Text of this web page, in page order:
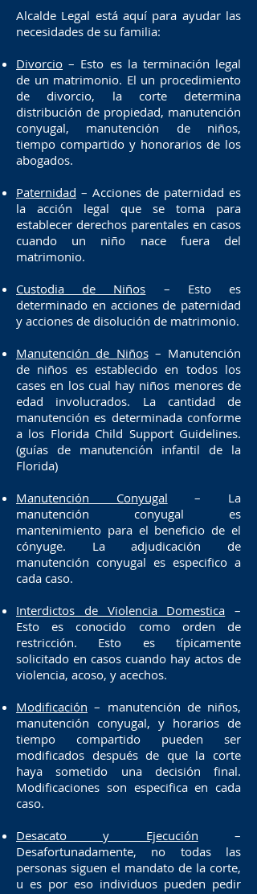
Alcalde Legal está aquí para ayudar las
necesidades de su familia:
Divorcio – Esto es la terminación legal
de un matrimonio. El un procedimiento
de divorcio, la corte determina
distribución de propiedad, manutención
conyugal, manutención de niños,
tiempo compartido y honorarios de los
abogados.
Paternidad – Acciones de paternidad es
la acción legal que se toma para
establecer derechos parentales en casos
cuando un niño nace fuera del
matrimonio.
­Custodia de Niños – Esto es
determinado en acciones de paternidad
y acciones de disolución de matrimonio.
Manutención de Niños– Manutención
de niños es establecido en todos los
cases en los cual hay niños menores de
edad involucrados. La cantidad de
manutención es determinada conforme
a los Florida Child Support Guidelines.
(guías de manutención infantil de la
Florida)
Manutención Conyugal – La
manutención conyugal es
mantenimiento para el beneficio de el
cónyuge. La adjudicación de
manutención conyugal es especifico a
cada caso.
Interdictos de Violencia Domestica –
Esto es conocido como orden de
restricción. Esto es típicamente
solicitado en casos cuando hay actos de
violencia, acoso, y acechos.
Modificación – manutención de niños,
manutención conyugal, y horarios de
tiempo compartido pueden ser
modificados después de que la corte
haya sometido una decisión final.
Modificaciones son especifica en cada
caso.
Desacato y Ejecución –
Desafortunadamente, no todas las
personas siguen el mandato de la corte,
u es por eso individuos pueden pedir